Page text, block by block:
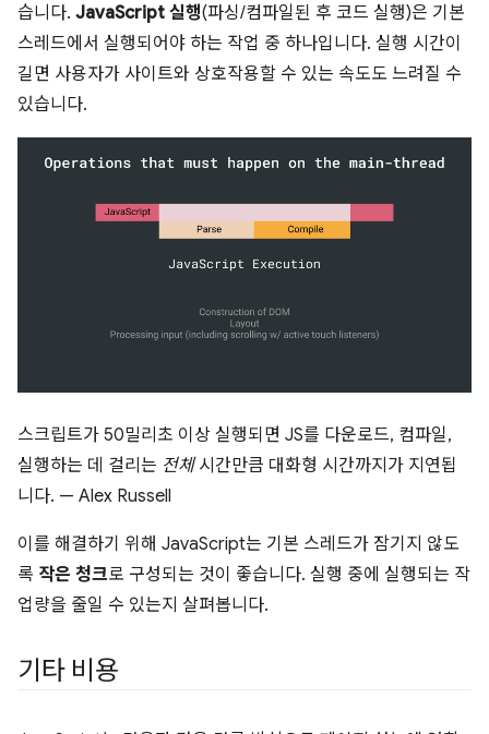
습니다. JavaScript 실행(파싱/컴파일된 후 코드 실행)은 기본
스레드에서 실행되어야 하는 작업 중 하나입니다. 실행 시간이
길면 사용자가 사이트와 상호작용할 수 있는 속도도 느려질 수
있습니다.
스크립트가 50밀리초 이상 실행되면 JS를 다운로드, 컴파일,
실행하는 데 걸리는 전체시간만큼 대화형 시간까지가 지연됩
니다. — Alex Russell
이를 해결하기 위해 JavaScript는 기본 스레드가 잠기지 않도
록 작은 청크로 구성되는 것이 좋습니다. 실행 중에 실행되는 작
업량을 줄일 수 있는지 살펴봅니다.
기타 비용